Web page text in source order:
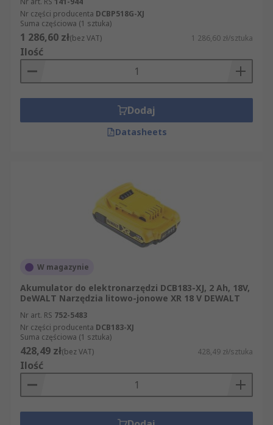
Nr części producenta DCBP518G-XJ
Suma częściowa (1 sztuka)
1 286,60 zł(bez VAT) 1 286,60 zł/sztuka
Ilość
Dodaj
Datasheets
W magazynie
Akumulator do elektronarzędzi DCB183-XJ, 2 Ah, 18V,
DeWALT Narzędzia litowo-jonowe XR 18 V DEWALT
Nr art. RS 752-5483
Nr części producenta DCB183-XJ
Suma częściowa (1 sztuka)
428,49 zł(bez VAT) 428,49 zł/sztuka
Ilość